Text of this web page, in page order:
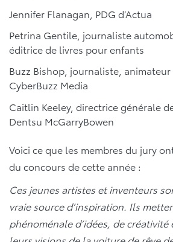
Jennifer Flanagan, PDG d’Actua
Petrina Gentile, journaliste
éditrice de livres pour enfants
Buzz Bishop, journaliste,
CyberBuzz Media
Caitlin Keeley, directrice générale
Dentsu McGarryBowen
Voici ce que les membres du jury
du concours de cette année :
Ces jeunes artistes et inventeurs
vraie source d’inspiration. Ils
phénoménale d’idées, de